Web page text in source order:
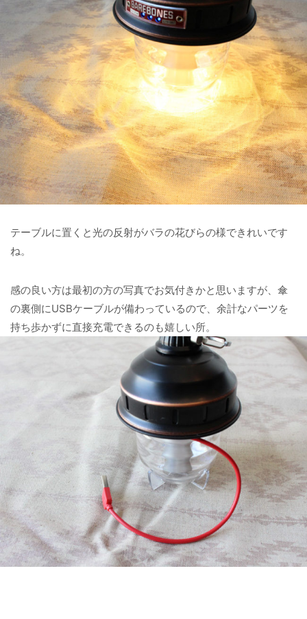
テーブルに置くと光の反射がバラの花びらの様できれいです
ね。
感の良い方は最初の方の写真でお気付きかと思いますが、傘
の裏側にUSBケーブルが備わっているので、余計なパーツを
持ち歩かずに直接充電できるのも嬉しい所。